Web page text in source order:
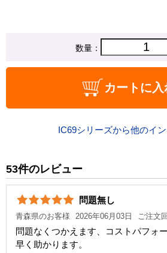
数量：
カートに入
IC69シリーズから他のイ
53件のレビュー
問題無し
青森県のお客様 2026年06月03日 ご注文
問題なくつかえます、コストパフォ
早く助かります。